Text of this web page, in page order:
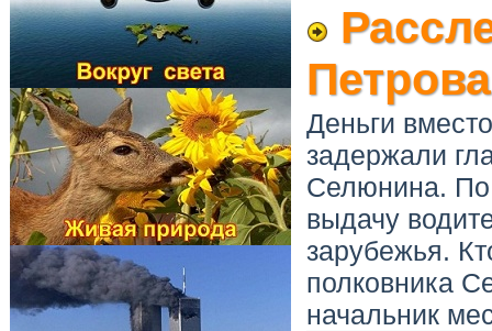
Деньги
задержали
Селюнина. По
выдачу
зарубежья.
полковника
начальник